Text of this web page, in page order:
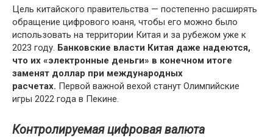
Цель китайского правительства — постепенно расширять
обращение цифрового юаня, чтобы его можно было
использовать на территории Китая и за рубежом уже к
2023 году. Банковские власти Китая даже надеются,
что их «электронные деньги» в конечном итоге
заменят доллар при международных
расчетах. Первой важной вехой станут Олимпийские
игры 2022 года в Пекине.
Контролируемая цифровая валюта